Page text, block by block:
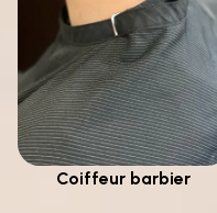
Coiffeur barbier